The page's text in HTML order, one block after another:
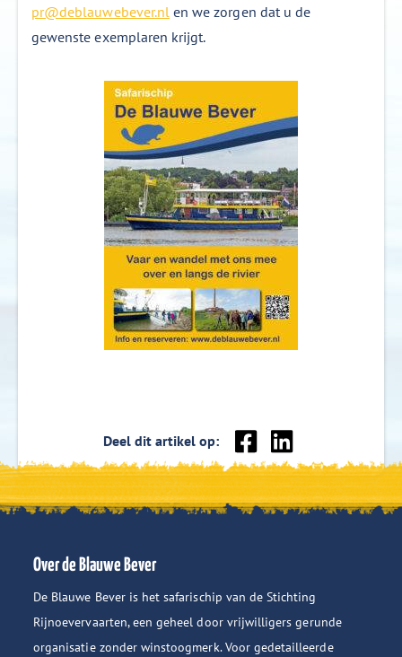
pr@deblauwebever.nlen we zorgen dat u de
gewenste exemplaren krijgt.
Deel dit artikel op:
op
Facebook
LinkedIn
Over de Blauwe Bever
De Blauwe Bever is het safarischip van de Stichting
Rijnoevervaarten, een geheel door vrijwilligers gerunde
organisatie zonder winstoogmerk. Voor gedetailleerde